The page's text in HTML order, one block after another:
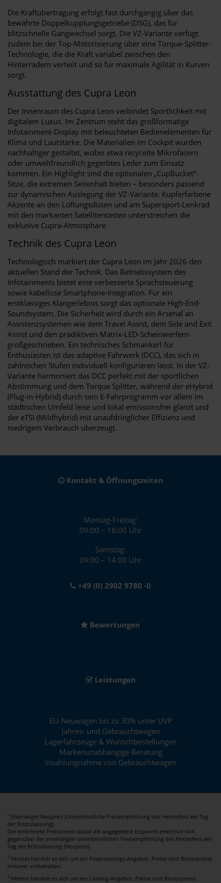
Die Kraftübertragung erfolgt fast durchgängig über das
bewährte Doppelkupplungsgetriebe (DSG), das für
blitzschnelle Gangwechsel sorgt. Die VZ-Variante verfügt
zudem bei der Top-Motorisierung über eine Torque-Splitter-
Technologie, die die Kraft variabel zwischen den
Hinterrädern verteilt und so für maximale Agilität in Kurven
sorgt.
Ausstattung des Cupra Leon
Der Innenraum des Cupra Leon verbindet Sportlichkeit mit
digitalem Luxus. Im Zentrum steht das großformatige
Infotainment-Display mit beleuchteten Bedienelementen für
Klima und Lautstärke. Die Materialien im Cockpit wurden
nachhaltiger gestaltet, wobei etwa recycelte Mikrofasern
oder umweltfreundlich gegerbtes Leder zum Einsatz
kommen. Ein Highlight sind die optionalen „CupBucket“-
Sitze, die extremen Seitenhalt bieten – besonders passend
zur dynamischen Auslegung der VZ-Variante. Kupferfarbene
Akzente an den Lüftungsdüsen und am Supersport-Lenkrad
mit den markanten Satellitentasten unterstreichen die
exklusive Cupra-Atmosphäre.
Technik des Cupra Leon
Technologisch markiert der Cupra Leon im Jahr 2026 den
aktuellen Stand der Technik. Das Betriebssystem des
Infotainments bietet eine verbesserte Sprachsteuerung
sowie kabellose Smartphone-Integration. Für ein
erstklassiges Klangerlebnis sorgt das optionale High-End-
Soundsystem. Die Sicherheit wird durch ein Arsenal an
Assistenzsystemen wie dem Travel Assist, dem Side and Exit
Assist und den prädiktiven Matrix-LED-Scheinwerfern
großgeschrieben. Ein technisches Schmankerl für
Enthusiasten ist das adaptive Fahrwerk (DCC), das sich in
zahlreichen Stufen individuell konfigurieren lässt. In der VZ-
Variante harmoniert das DCC perfekt mit der sportlichen
Abstimmung und dem Torque Splitter, während der eHybrid
(Plug-in-Hybrid) durch sein E-Fahrprogramm vor allem im
städtischen Umfeld leise und lokal emissionsfrei glänzt und
der eTSI (Mildhybrid) mit unaufdringlicher Effizienz und
niedrigem Verbrauch überzeugt.
Kontakt & Öffnungszeiten
Montag-Freitag:
09:00 – 18:00 Uhr
Samstag:
09:00 – 14:00 Uhr
+49 (0) 2902 9780 -0
Bewertungen
Leistungen
EU-Neuwagen bis zu 30% unter UVP
Jahres- und Gebrauchtwagen
Lagerfahrzeuge & Wunschbestellungen
Markenunabhängige Beratung
Inzahlungnahme von Gebrauchtwagen
1
Ehemaliger Neupreis (Unverbindliche Preisempfehlung des Herstellers am Tag
der Erstzulassung).
Der errechnete Preisvorteil sowie die angegebene Ersparnis errechnet sich
gegenüber der ehemaligen unverbindlichen Preisempfehlung des Herstellers am
Tag der Erstzulassung (Neupreis).
2 Hierbei handelt es sich um ein Finanzierungs-Angebot. Preise sind Bruttopreise.
Irrtümer vorbehalten.
3 Hierbei handelt es sich um ein Leasing-Angebot. Preise sind Bruttopreise.